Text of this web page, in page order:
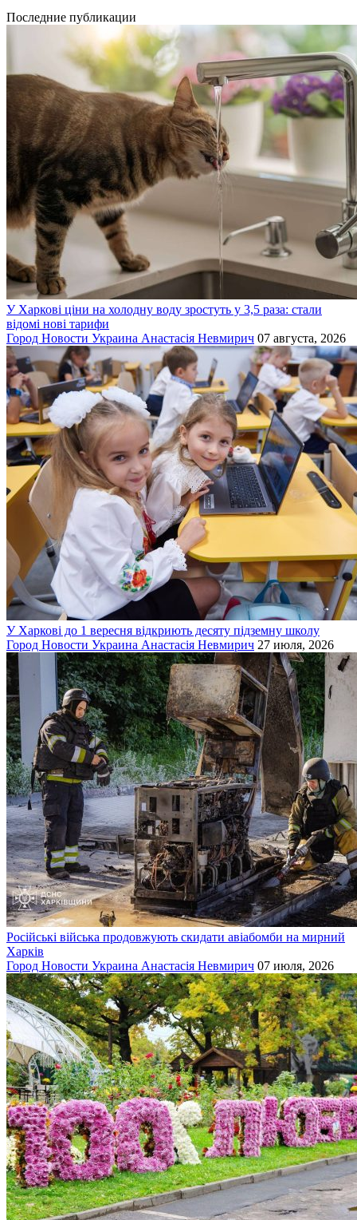
Последние публикации
У Харкові ціни на холодну воду зростуть у 3,5 раза: стали
відомі нові тарифи
Город Новости Украина Анастасія Невмирич 07 августа, 2026
У Харкові до 1 вересня відкриють десяту підземну школу
Город Новости Украина Анастасія Невмирич 27 июля, 2026
Російські війська продовжують скидати авіабомби на мирний
Харків
Город Новости Украина Анастасія Невмирич 07 июля, 2026